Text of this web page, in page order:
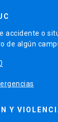
accidente o
de algún
Y